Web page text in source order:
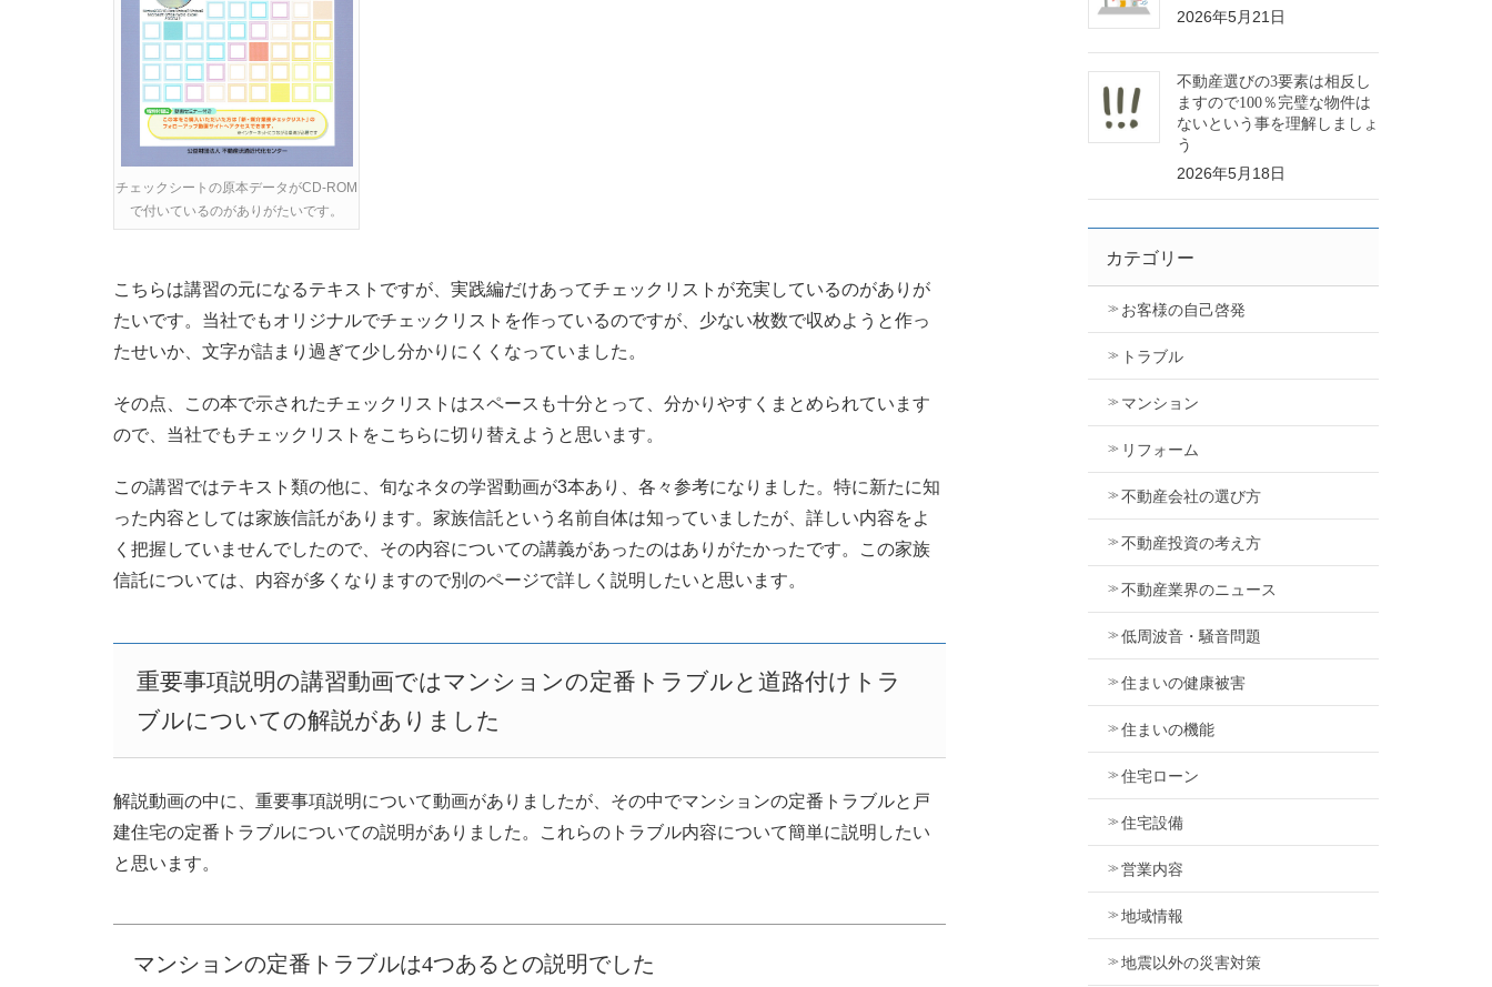
チェックシートの原本データがCD-ROM
で付いているのがありがたいです。
こちらは講習の元になるテキストですが、実践編だけあってチェックリストが充実しているのがありが
たいです。当社でもオリジナルでチェックリストを作っているのですが、少ない枚数で収めようと作っ
たせいか、文字が詰まり過ぎて少し分かりにくくなっていました。
その点、この本で示されたチェックリストはスペースも十分とって、分かりやすくまとめられています
ので、当社でもチェックリストをこちらに切り替えようと思います。
この講習ではテキスト類の他に、旬なネタの学習動画が3本あり、各々参考になりました。特に新たに知
った内容としては家族信託があります。家族信託という名前自体は知っていましたが、詳しい内容をよ
く把握していませんでしたので、その内容についての講義があったのはありがたかったです。この家族
信託については、内容が多くなりますので別のページで詳しく説明したいと思います。
重要事項説明の講習動画ではマンションの定番トラブルと道路付けトラ
ブルについての解説がありました
解説動画の中に、重要事項説明について動画がありましたが、その中でマンションの定番トラブルと戸
建住宅の定番トラブルについての説明がありました。これらのトラブル内容について簡単に説明したい
と思います。
マンションの定番トラブルは4つあるとの説明でした
2026年5月21日
不動産選びの3要素は相反し
ますので100％完璧な物件は
ないという事を理解しましょ
う
2026年5月18日
カテゴリー
お客様の自己啓発
トラブル
マンション
リフォーム
不動産会社の選び方
不動産投資の考え方
不動産業界のニュース
低周波音・騒音問題
住まいの健康被害
住まいの機能
住宅ローン
住宅設備
営業内容
地域情報
地震以外の災害対策